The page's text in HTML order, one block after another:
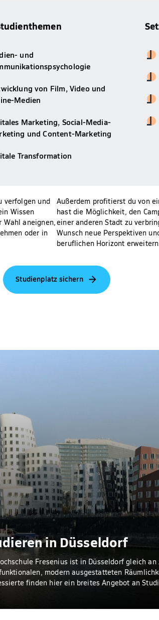
und
von Film, Video und
Medien
Marketing, Social-Media-
und Content-Marketing
Transformation
verfolgen und
Wissen
Wahl aneignen,
oder in
Außerdem profitierst du von
hast die Möglichkeit, den
einer anderen Stadt zu
Wunsch neue Perspektiven
beruflichen Horizont
Studienplatz sichern
in Düsseldorf
Fresenius ist in Düsseldorf gleich
modern ausgestatteten
finden hier ein breites Angebot an